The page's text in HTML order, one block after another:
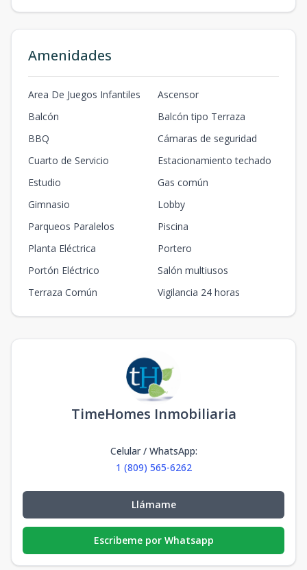
Amenidades
Area De Juegos Infantiles
Ascensor
Balcón
Balcón tipo Terraza
BBQ
Cámaras de seguridad
Cuarto de Servicio
Estacionamiento techado
Estudio
Gas común
Gimnasio
Lobby
Parqueos Paralelos
Piscina
Planta Eléctrica
Portero
Portón Eléctrico
Salón multiusos
Terraza Común
Vigilancia 24 horas
TimeHomes Inmobiliaria
Celular / WhatsApp:
1 (809) 565-6262
Llámame
Escribeme por Whatsapp